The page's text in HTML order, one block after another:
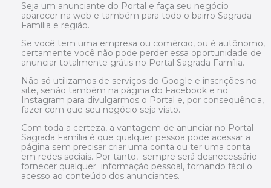
Seja um anunciante do Portal e faça seu negócio
aparecer na web e também para todo o bairro Sagrada
Família e região.
Se você tem uma empresa ou comércio, ou é autônomo,
certamente você não pode perder essa oportunidade de
anunciar totalmente grátis no Portal Sagrada Família.
Não só utilizamos de serviços do Google e inscrições no
site, senão também na página do Facebook e no
Instagram para divulgarmos o Portal e, por consequência,
fazer com que seu negócio seja visto.
Com toda a certeza, a vantagem de anunciar no Portal
Sagrada Família é que qualquer pessoa pode acessar a
página sem precisar criar uma conta ou ter uma conta
em redes sociais. Por tanto, sempre será desnecessário
fornecer qualquer informação pessoal, tornando fácil o
acesso ao conteúdo dos anunciantes.